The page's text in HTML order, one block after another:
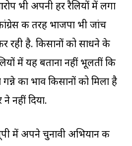
भी अपनी हर रैलियों में लगा
की तरह भाजपा भी जांच
रही है. किसानों को साधने के
में यह बताना नहीं भूलतीं कि
का भाव किसानों को मिला है
नहीं दिया.
में अपने चुनावी अभियान की